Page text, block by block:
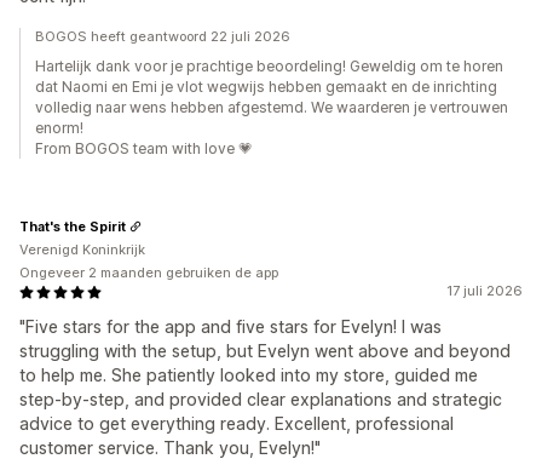
BOGOS heeft geantwoord 22 juli 2026
Hartelijk dank voor je prachtige beoordeling! Geweldig om te horen
dat Naomi en Emi je vlot wegwijs hebben gemaakt en de inrichting
volledig naar wens hebben afgestemd. We waarderen je vertrouwen
enorm!
From BOGOS team with love 💗
17 juli 2026
"Five stars for the app and five stars for Evelyn! I was
struggling with the setup, but Evelyn went above and beyond
to help me. She patiently looked into my store, guided me
step-by-step, and provided clear explanations and strategic
advice to get everything ready. Excellent, professional
customer service. Thank you, Evelyn!"
That's the Spirit
Verenigd Koninkrijk
Ongeveer 2 maanden gebruiken de app